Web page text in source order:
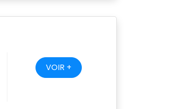
VOIR +